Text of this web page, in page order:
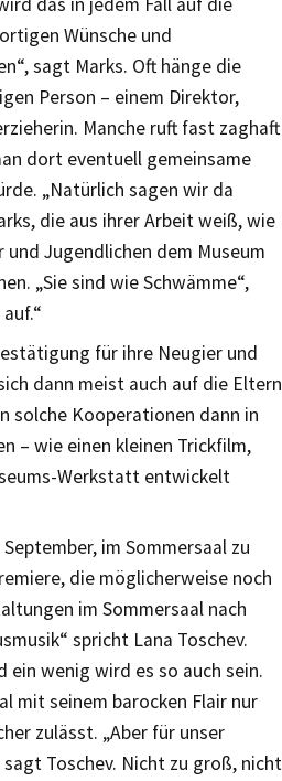
Wünsche und
sagt Marks. Oft hänge die
Person – einem Direktor,
Manche ruft fast zaghaft
dort eventuell gemeinsame
„Natürlich sagen wir da
die aus ihrer Arbeit weiß, wie
Jugendlichen dem Museum
„Sie sind wie Schwämme“,
für ihre Neugier und
dann meist auch auf die Eltern
solche Kooperationen dann in
– wie einen kleinen Trickfilm,
Werkstatt entwickelt
im Sommersaal zu
die möglicherweise noch
im Sommersaal nach
spricht Lana Toschev.
ein wenig wird es so auch sein.
mit seinem barocken Flair nur
zulässt. „Aber für unser
Toschev. Nicht zu groß, nicht